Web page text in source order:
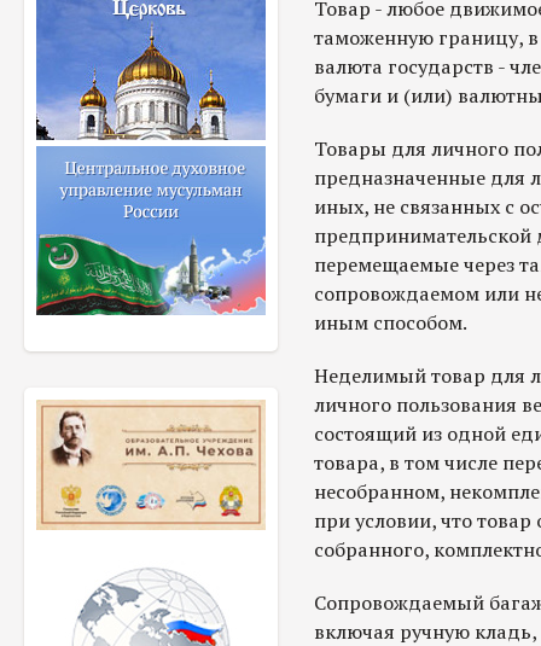
Товар - любое
таможенную границу,
валюта государств -
бумаги и (или)
Товары для личного
предназначенные для
иных, не связанных с
предпринимательской
перемещаемые через
сопровождаемом или
иным способом.
Неделимый товар для
личного пользования
состоящий из одной
товара, в том числе
несобранном,
при условии, что
собранного,
Сопровождаемый
включая ручную